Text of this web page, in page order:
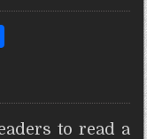
r
e
to read a